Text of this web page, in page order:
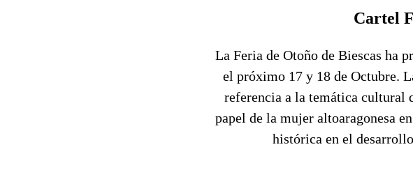
Cartel
La Feria de Otoño de Biescas ha
el próximo 17 y 18 de Octubre.
referencia a la temática cultural
papel de la mujer altoaragonesa
histórica en el